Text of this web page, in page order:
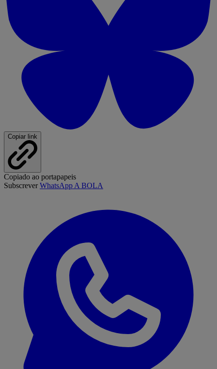
Copiar link
Copiado ao portapapeis
SubscreverWhatsApp A BOLA